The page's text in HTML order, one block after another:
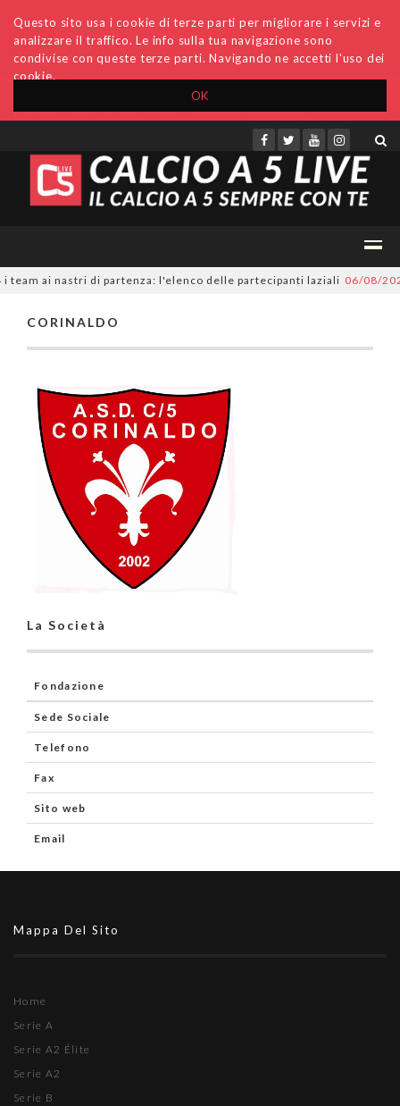
OK
Questo sito usa i cookie di terze parti per migliorare i servizi e
analizzare il traffico. Le info sulla tua navigazione sono
condivise con queste terze parti. Navigando ne accetti l'uso dei
cookie.
Accedi Archivio Invio comunicati Redazione
ai nastri di partenza: l'elenco delle partecipanti laziali 06/08/
CORINALDO
La Società
Fondazione
Sede Sociale
Telefono
Fax
Sito web
Email
Mappa Del Sito
Home
Serie A
Serie A2 Élite
Serie A2
Serie B